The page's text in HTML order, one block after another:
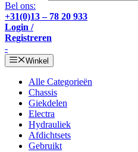
Bel ons:
+31(0)13 – 78 20 933
Login /
Registreren
-
Winkel
Alle Categorieën
Chassis
Giekdelen
Electra
Hydrauliek
Afdichtsets
Gebruikt